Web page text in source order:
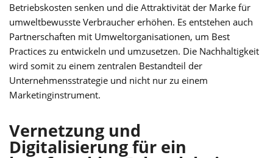
Betriebskosten senken und die Attraktivität der Marke für
umweltbewusste Verbraucher erhöhen. Es entstehen auch
Partnerschaften mit Umweltorganisationen, um Best
Practices zu entwickeln und umzusetzen. Die Nachhaltigkeit
wird somit zu einem zentralen Bestandteil der
Unternehmensstrategie und nicht nur zu einem
Marketinginstrument.
Vernetzung und
Digitalisierung für ein